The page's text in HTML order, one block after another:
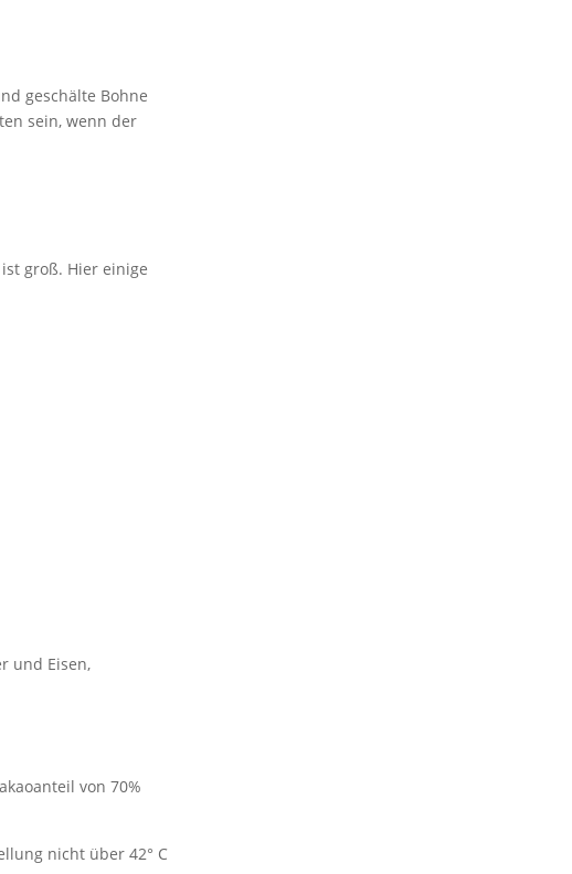
geschälte Bohne
sein, wenn der
groß. Hier einige
und Eisen,
von 70%
nicht über 42° C